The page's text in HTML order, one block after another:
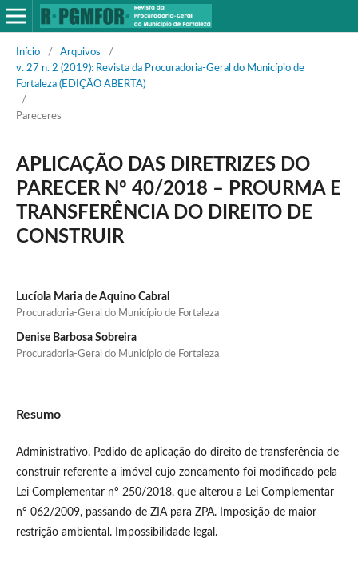
Início / Arquivos
/
v. 27 n. 2 (2019): Revista da Procuradoria-Geral do Município de
Fortaleza (EDIÇÃO ABERTA)
/
Pareceres
APLICAÇÃO DAS DIRETRIZES DO
PARECER Nº 40/2018 – PROURMA E
TRANSFERÊNCIA DO DIREITO DE
CONSTRUIR
Lucíola Maria de Aquino Cabral
Procuradoria-Geral do Município de Fortaleza
Denise Barbosa Sobreira
Procuradoria-Geral do Município de Fortaleza
Resumo
Administrativo. Pedido de aplicação do direito de transferência de
construir referente a imóvel cujo zoneamento foi modificado pela
Lei Complementar nº 250/2018, que alterou a Lei Complementar
nº 062/2009, passando de ZIA para ZPA. Imposição de maior
restrição ambiental. Impossibilidade legal.